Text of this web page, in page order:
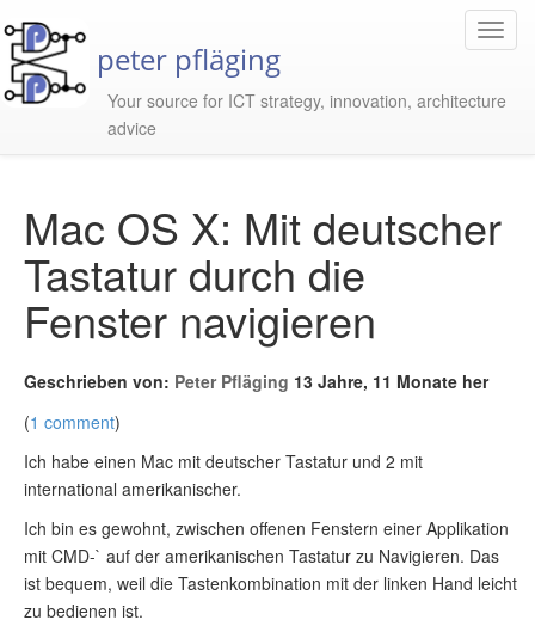
peter pfläging
Your source for ICT strategy, innovation, architecture
advice
Mac OS X: Mit deutscher
Tastatur durch die
Fenster navigieren
Geschrieben von: Peter Pfläging 13 Jahre, 11 Monate her
(1 comment)
Ich habe einen Mac mit deutscher Tastatur und 2 mit
international amerikanischer.
Ich bin es gewohnt, zwischen offenen Fenstern einer Applikation
mit CMD-` auf der amerikanischen Tastatur zu Navigieren. Das
ist bequem, weil die Tastenkombination mit der linken Hand leicht
zu bedienen ist.